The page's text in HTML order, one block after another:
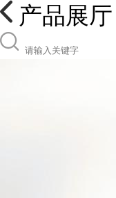
产品展厅